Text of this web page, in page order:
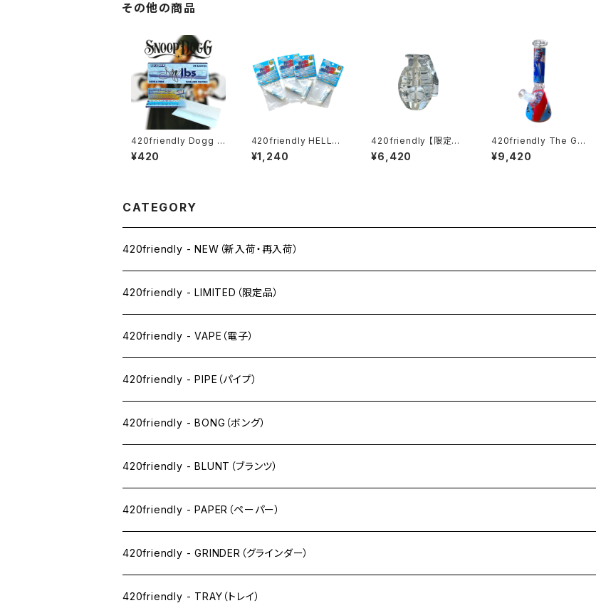
その他の商品
420friendly Dogg l
bs - Blue Paisley R
olling Papers / 1¼サ
¥420
420friendly HELLO
NEIGHBOR 携帯エア
フレッシュナー／ポータ
¥1,240
420friendly 【限定コ
レクション】EG Glass
Grenade Handpipe
¥6,420
420friendly The Gr
eat Leader Beaker
Bong - ガラスボング
¥9,420
CATEGORY
420friendly - NEW（新入荷・再入荷）
420friendly - LIMITED（限定品）
420friendly - VAPE（電子）
ペン下
ニコパフ系
ドライ系
ワックス系
420friendly - PIPE（パイプ）
420friendly - BONG（ボング）
420friendly - BLUNT（ブランツ）
420friendly - PAPER（ペーパー）
SW(シングルワイド）サイズ
1 1/4サイズ
420friendly - GRINDER（グラインダー）
420friendly - TRAY（トレイ）